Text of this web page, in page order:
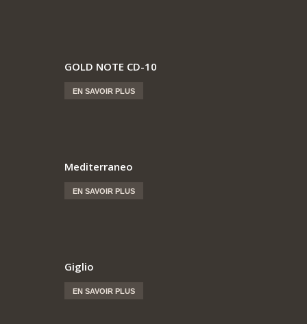
GOLD NOTE CD-10
EN SAVOIR PLUS
Mediterraneo
EN SAVOIR PLUS
Giglio
EN SAVOIR PLUS